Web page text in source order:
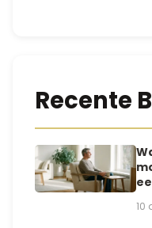
Recente
10